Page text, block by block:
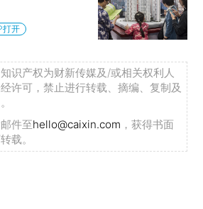
打开
识产权为财新传媒及/或相关权利人
许可，禁止进行转载、摘编、复制及
件至hello@caixin.com ，获得书面
载。